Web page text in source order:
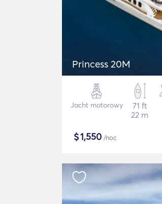
Princess 20M
Jacht motorowy
71 ft
22 m
$1,550 /noc